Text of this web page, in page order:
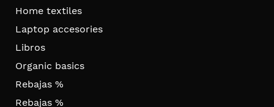
Home textiles
Laptop accesories
Libros
Organic basics
Rebajas %
Rebajas %